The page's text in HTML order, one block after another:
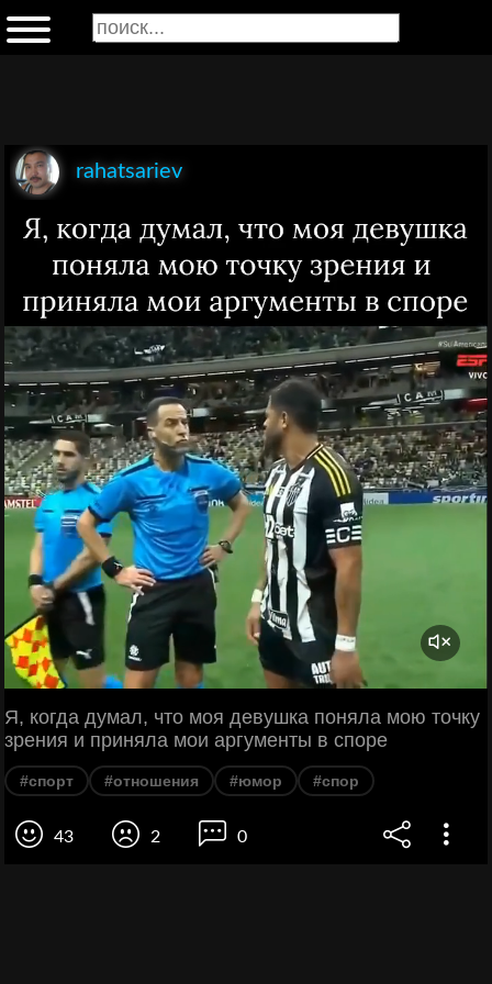
rahatsariev
Я, когда думал, что моя девушка поняла мою точку
зрения и приняла мои аргументы в споре
#спорт #отношения #юмор #спор
43 2 0